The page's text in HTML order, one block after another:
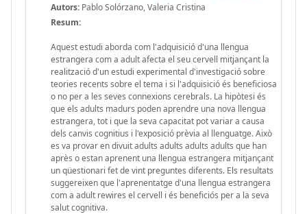
Autors: Pablo Solórzano, Valeria Cristina
Resum:
Aquest estudi aborda com l'adquisició d'una llengua
estrangera com a adult afecta el seu cervell mitjançant la
realització d'un estudi experimental d'investigació sobre
teories recents sobre el tema i si l'adquisició és beneficiosa
o no per a les seves connexions cerebrals. La hipòtesi és
que els adults madurs poden aprendre una nova llengua
estrangera, tot i que la seva capacitat pot variar a causa
dels canvis cognitius i l'exposició prèvia al llenguatge. Això
es va provar en divuit adults adults adults adults que han
après o estan aprenent una llengua estrangera mitjançant
un qüestionari fet de vint preguntes diferents. Els resultats
suggereixen que l'aprenentatge d'una llengua estrangera
com a adult rewires el cervell i és beneficiós per a la seva
salut cognitiva.